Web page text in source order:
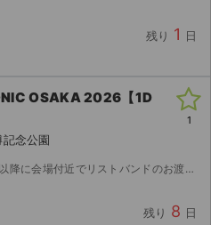
残り 1 日
OSAKA 2026【1D
念公園
KASABIANやTHE STROKESなど観たい方におすすめです。よろしくお願いします。
残り 8 日
1